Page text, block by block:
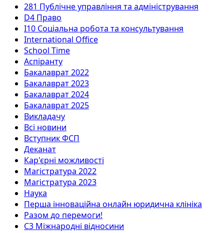
281 Публічне управління та адміністрування
D4 Право
I10 Соціальна робота та консультування
International Office
School Time
Аспіранту
Бакалаврат 2022
Бакалаврат 2023
Бакалаврат 2024
Бакалаврат 2025
Викладачу
Всі новини
Вступник ФСП
Деканат
Кар'єрні можливості
Магістратура 2022
Магістратура 2023
Наука
Перша інноваційна онлайн юридична клініка
Разом до перемоги!
С3 Міжнародні відносини